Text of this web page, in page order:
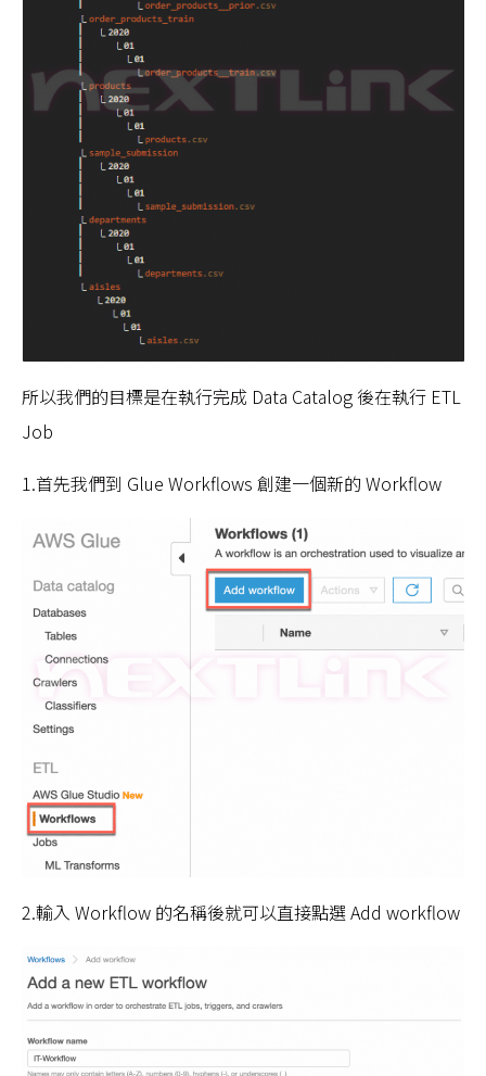
所以我們的目標是在執行完成 Data Catalog 後在執行 ETL
Job
1.首先我們到 Glue Workflows 創建一個新的 Workflow
2.輸入 Workflow 的名稱後就可以直接點選 Add workflow